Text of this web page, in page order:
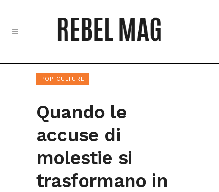
POP CULTURE
Quando le
accuse di
molestie si
trasformano in